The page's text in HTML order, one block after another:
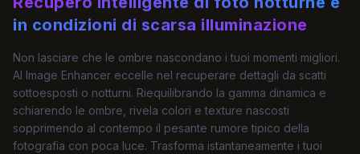
in condizioni di scarsa illuminazione
Non lasciare che le ombre nascondano i tuoi momenti migliori.
AI Image Enhancer eccelle nel recuperare dettagli da scatti
sottoesposti o notturni. Riequilibrando la gamma dinamica e
schiarendo le ombre, rivela colori e texture nascosti
sopprimendo al contempo il pesante rumore tipico della
fotografia con poca luce. Trasforma istantaneamente i tuoi